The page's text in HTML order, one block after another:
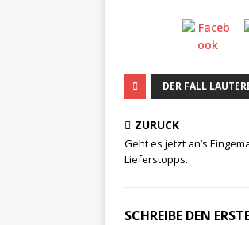
DER FALL
ZURÜCK
Geht es jetzt an’s
Lieferstopps.
SCHREIBE DEN